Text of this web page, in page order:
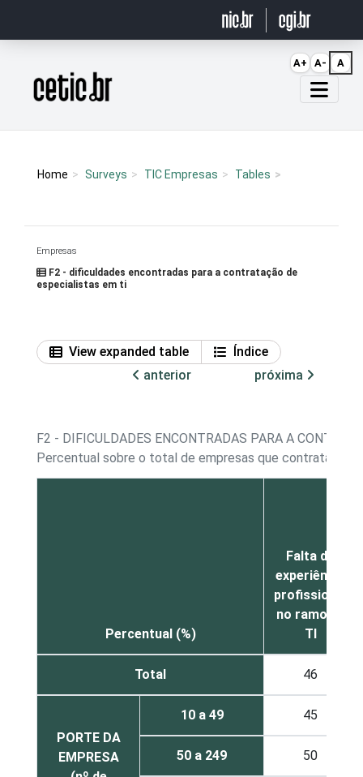
Página inicial
Home Surveys TIC Empresas Tables
Empresas
F2 - dificuldades encontradas para a contratação de
especialistas em ti
View expanded table
Índice
anterior
próxima
F2 - DIFICULDADES ENCONTRADAS PARA A
Percentual sobre o total de empresas que
Percentual (%)
Falta de
experiência
profissional
no ramo de
TI
Total 46
PORTE DA
EMPRESA
10 a 49 45
50 a 249 50
A+ A- A